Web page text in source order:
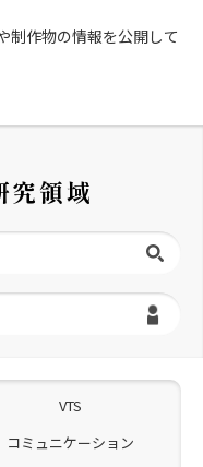
制作物の情報を公開して
究領域
VTS
コミュニケーション